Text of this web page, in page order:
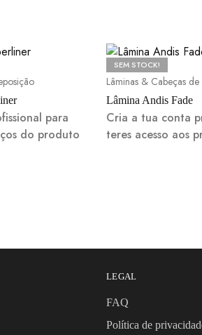
para
do produto
SEM STOCK!
Lâminas & Cabeças
Lâmina Andis Fade
Cria a tua conta
teres acesso aos
LEGAL
FAQ
Política de